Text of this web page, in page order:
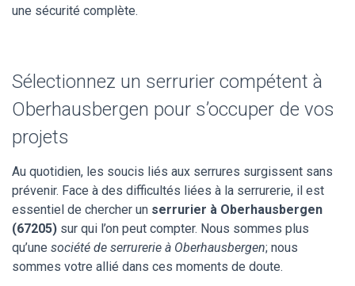
une sécurité complète.
Sélectionnez un serrurier compétent à
Oberhausbergen pour s’occuper de vos
projets
Au quotidien, les soucis liés aux serrures surgissent sans
prévenir. Face à des difficultés liées à la serrurerie, il est
essentiel de chercher un serrurier à Oberhausbergen
(67205) sur qui l’on peut compter. Nous sommes plus
qu’une société de serrurerie à Oberhausbergen; nous
sommes votre allié dans ces moments de doute.